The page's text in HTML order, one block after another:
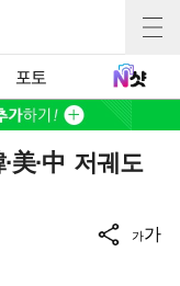
포토
·中 저궤도
가가